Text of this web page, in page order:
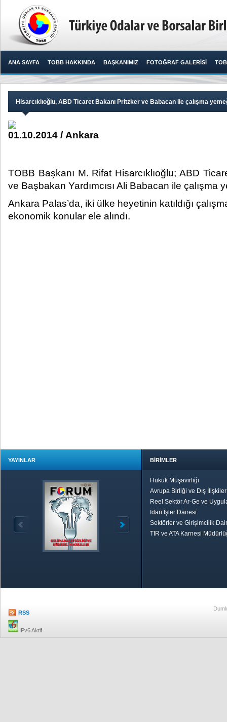
ANA SAYFA TOBB HAKKINDA BAŞKANIMIZ FOTOĞRAF GALERİSİ
Hisarcıklıoğlu, ABD Ticaret Bakanı Pritzker ve Babacan ile çalışma
01.10.2014 / Ankara
TOBB Başkanı M. Rifat Hisarcıklıoğlu; ABD
ve Başbakan Yardımcısı Ali Babacan ile çalışma
Ankara Palas’da, iki ülke heyetinin katıldığı
ekonomik konular ele alındı.
YAYINLAR BİRİMLER
Hukuk Müşavirliği
Avrupa Birliği ve Dış
Reel Sektör Ar-Ge ve
İdari İşler Dairesi
Sektörler ve Girişimcilik
TIR ve ATA Karnesi
RSS
IPv6 Aktif